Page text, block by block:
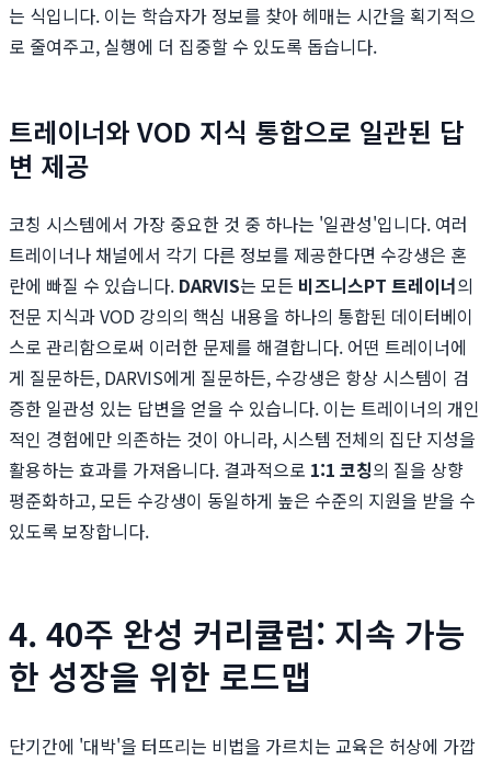
는 식입니다. 이는 학습자가 정보를 찾아 헤매는 시간을 획기적으
로 줄여주고, 실행에 더 집중할 수 있도록 돕습니다.
트레이너와 VOD 지식 통합으로 일관된 답
변 제공
코칭 시스템에서 가장 중요한 것 중 하나는 '일관성'입니다. 여러
트레이너나 채널에서 각기 다른 정보를 제공한다면 수강생은 혼
란에 빠질 수 있습니다. DARVIS는 모든 비즈니스PT 트레이너의
전문 지식과 VOD 강의의 핵심 내용을 하나의 통합된 데이터베이
스로 관리함으로써 이러한 문제를 해결합니다. 어떤 트레이너에
게 질문하든, DARVIS에게 질문하든, 수강생은 항상 시스템이 검
증한 일관성 있는 답변을 얻을 수 있습니다. 이는 트레이너의 개인
적인 경험에만 의존하는 것이 아니라, 시스템 전체의 집단 지성을
활용하는 효과를 가져옵니다. 결과적으로 1:1 코칭의 질을 상향
평준화하고, 모든 수강생이 동일하게 높은 수준의 지원을 받을 수
있도록 보장합니다.
4. 40주 완성 커리큘럼: 지속 가능
한 성장을 위한 로드맵
단기간에 '대박'을 터뜨리는 비법을 가르치는 교육은 허상에 가깝